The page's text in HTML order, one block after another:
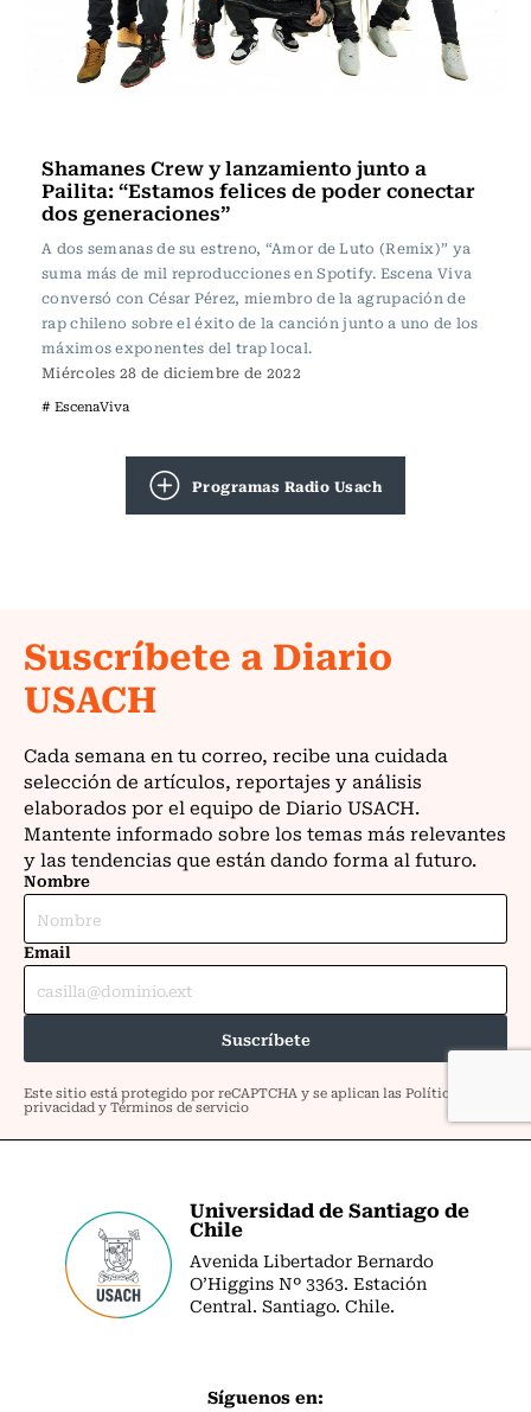
Shamanes Crew y lanzamiento junto a
Pailita: “Estamos felices de poder conectar
dos generaciones”
A dos semanas de su estreno, “Amor de Luto (Remix)” ya
suma más de mil reproducciones en Spotify. Escena Viva
conversó con César Pérez, miembro de la agrupación de
rap chileno sobre el éxito de la canción junto a uno de los
máximos exponentes del trap local.
Miércoles 28 de diciembre de 2022
# EscenaViva
Programas Radio Usach
Universidad de Santiago de
Chile
Avenida Libertador Bernardo
O’Higgins Nº 3363. Estación
Central. Santiago. Chile.
Síguenos en: